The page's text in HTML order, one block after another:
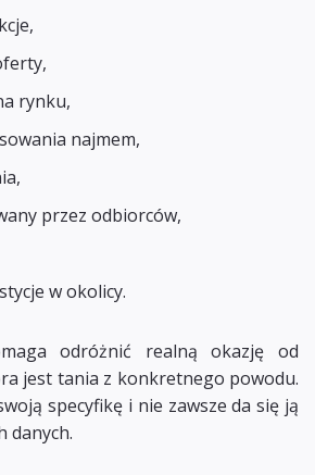
rynku,
najmem,
przez odbiorców,
w okolicy.
odróżnić realną okazję od
jest tania z konkretnego powodu.
specyfikę i nie zawsze da się ją
danych.